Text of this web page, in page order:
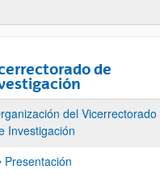
de
del Vicerrectorado
Investigación
Presentación